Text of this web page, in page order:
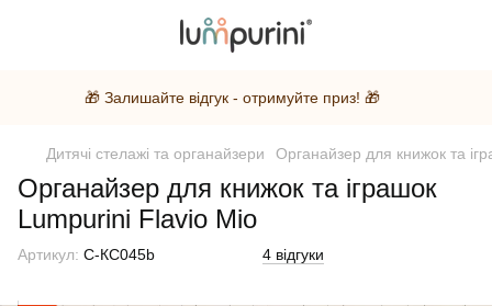
🎁 Залишайте відгук - отримуйте приз! 🎁
Дитячі стелажі та органайзери Органайзер для книжок та
Органайзер для книжок та іграшок
Lumpurini Flavio Mio
Артикул: С-КС045b 4 відгуки